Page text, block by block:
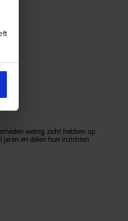
weinig zicht hebben op
jaren en delen hun inzichten